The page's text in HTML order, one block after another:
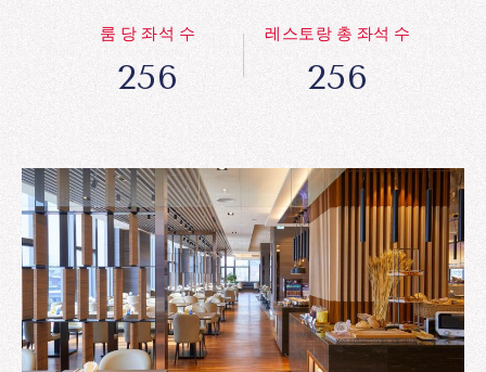
룸 당 좌석 수
256
레스토랑 총 좌석 수
256